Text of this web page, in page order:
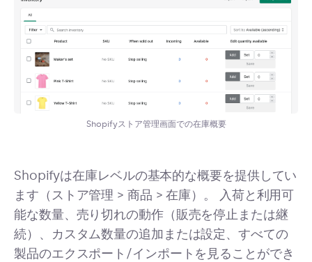
Shopifyストア管理画面での在庫概要
Shopifyは在庫レベルの基本的な概要を提供してい
ます（ストア管理 > 商品 > 在庫）。 入荷と利用可
能な数量、売り切れの動作（販売を停止または継
続）、カスタム数量の追加または設定、すべての
製品のエクスポート/インポートを見ることができ